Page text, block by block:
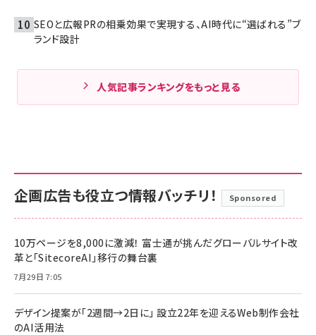
SEOと広報PRの相乗効果で実現する、AI時代に“選ばれる”ブ
ランド設計
人気記事ランキングをもっと見る
企画広告も役立つ情報バッチリ！ Sponsored
10万ページを8,000に激減！ 富士通が挑んだグローバルサイト改
革と「SitecoreAI」移行の舞台裏
7月29日 7:05
デザイン提案が「2週間→2日に」 設立22年を迎えるWeb制作会社
のAI活用法